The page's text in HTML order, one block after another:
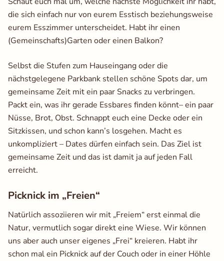
die sich einfach nur von eurem Esstisch beziehungsweise
eurem Esszimmer unterscheidet. Habt ihr einen
(Gemeinschafts)Garten oder einen Balkon?
Selbst die Stufen zum Hauseingang oder die
nächstgelegene Parkbank stellen schöne Spots dar, um
gemeinsame Zeit mit ein paar Snacks zu verbringen.
Packt ein, was ihr gerade Essbares finden könnt– ein paar
Nüsse, Brot, Obst. Schnappt euch eine Decke oder ein
Sitzkissen, und schon kann’s losgehen. Macht es
unkompliziert – Dates dürfen einfach sein. Das Ziel ist
gemeinsame Zeit und das ist damit ja auf jeden Fall
erreicht.
Picknick im „Freien“
Natürlich assoziieren wir mit „Freiem“ erst einmal die
Natur, vermutlich sogar direkt eine Wiese. Wir können
uns aber auch unser eigenes „Frei“ kreieren. Habt ihr
schon mal ein Picknick auf der Couch oder in einer Höhle